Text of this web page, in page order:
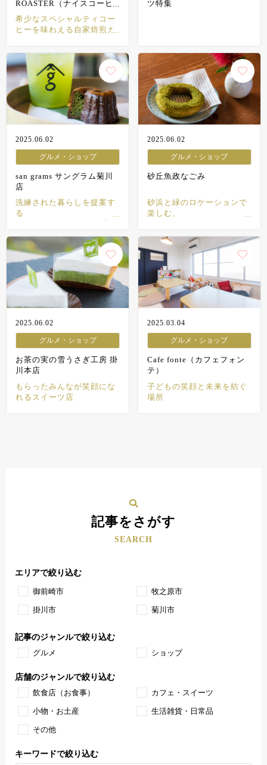
ROASTER（ナイスコーヒ
ーロースター）
希少なスペシャルティコー
ヒーを味わえる自家焙煎カ
ツ特集
2025.06.02
グルメ・ショップ
san grams サングラム菊川
店
洗練された暮らしを提案す
る
2025.06.02
グルメ・ショップ
砂丘魚政なごみ
砂浜と緑のロケーションで
楽しむ、
スイーツ
2025.06.02
グルメ・ショップ
お茶の実の雪うさぎ工房 掛
川本店
もらったみんなが笑顔にな
れるスイーツ店
2025.03.04
グルメ・ショップ
Cafe fonte（カフェフォン
テ）
子どもの笑顔と未来を紡ぐ
場所
記事をさがす
SEARCH
エリアで絞り込む
御前崎市 牧之原市
掛川市 菊川市
記事のジャンルで絞り込む
グルメ ショップ
店舗のジャンルで絞り込む
飲食店（お食事） カフェ・スイーツ
小物・お土産 生活雑貨・日常品
その他
キーワードで絞り込む